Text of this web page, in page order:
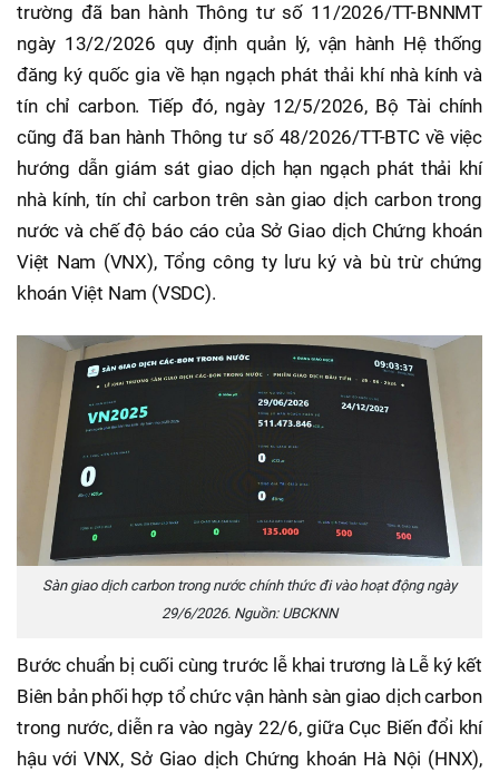
trường đã ban hành Thông tư số 11/2026/TT-BNNMT
ngày 13/2/2026 quy định quản lý, vận hành Hệ thống
đăng ký quốc gia về hạn ngạch phát thải khí nhà kính và
tín chỉ carbon. Tiếp đó, ngày 12/5/2026, Bộ Tài chính
cũng đã ban hành Thông tư số 48/2026/TT-BTC về việc
hướng dẫn giám sát giao dịch hạn ngạch phát thải khí
nhà kính, tín chỉ carbon trên sàn giao dịch carbon trong
nước và chế độ báo cáo của Sở Giao dịch Chứng khoán
Việt Nam (VNX), Tổng công ty lưu ký và bù trừ chứng
khoán Việt Nam (VSDC).
Sàn giao dịch carbon trong nước chính thức đi vào hoạt động ngày
29/6/2026. Nguồn: UBCKNN
Bước chuẩn bị cuối cùng trước lễ khai trương là Lễ ký kết
Biên bản phối hợp tổ chức vận hành sàn giao dịch carbon
trong nước, diễn ra vào ngày 22/6, giữa Cục Biến đổi khí
hậu với VNX, Sở Giao dịch Chứng khoán Hà Nội (HNX),